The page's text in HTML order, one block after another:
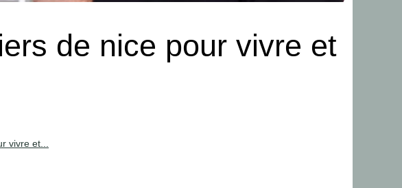
de nice pour vivre et
vivre et...